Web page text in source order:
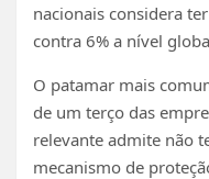
nacionais considera
contra 6% a nível
O patamar mais
de um terço das
relevante admite não
mecanismo de